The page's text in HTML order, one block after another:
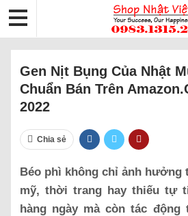
Gen Nịt Bụng Của Nhật
Chuẩn Bán Trên
2022
Chia sẻ
Béo phì không chỉ ảnh hưởng
mỹ, thời trang hay thiếu tự
hàng ngày mà còn tác